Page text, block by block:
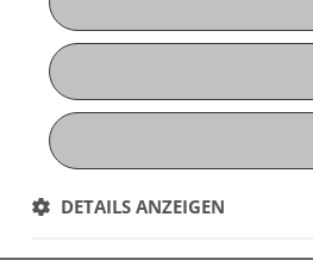
DETAILS ANZEIGEN